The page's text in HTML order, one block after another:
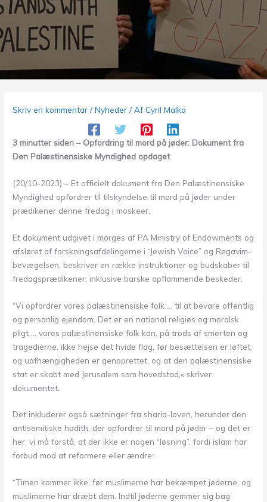
Skriv en kommentar /Nyheder / AfCyril Malka
3 minutter siden – Opfordring til mord på jøder: Dokument fra
Den Palæstinensiske Myndighed opdaget
(20/10-2023) – Et officielt dokument fra Den Palæstinensiske
Myndighed opfordrer til tilskyndelse til mord på jøder under
prædikener denne fredag ​​i moskeer.
Et dokument udgivet i morges af PA Ministry of Endowments og
afsløret af forskningsafdelingerne i “Jewish Voice” og Regavim-
bevægelsen, beskriver en række instruktioner og budskaber til
fredagsprædikener, inklusive barske opflammende beskeder.
“Vi opfordrer vores palæstinensiske folk … til at bevare offentlig
og personlig ejendom. Det er en national religiøs og moralsk
pligt … vores palæstinensiske folk kan, på trods af smerten og
tragedierne, ikke hejse det hvide flag, før besættelsen er løftet,
og uafhængigheden er genoprettet, og at den palæstinensiske
stat er skabt med Jerusalem som hovedstad,« skriver
dokumentet.
Det inkluderer også sætninger fra sharia-loven, herunder den
antisemitiske hadith, der opfordrer til mord på jøder – og det er
her, vi må forstå, at der ikke er nogen “løsning”, fordi islam har
forbud mod at reformere eller ændre:
“Timen kommer ikke, før muslimerne har bekæmpet jøderne, og
muslimerne har dræbt dem. Indtil jøderne gemmer sig bag